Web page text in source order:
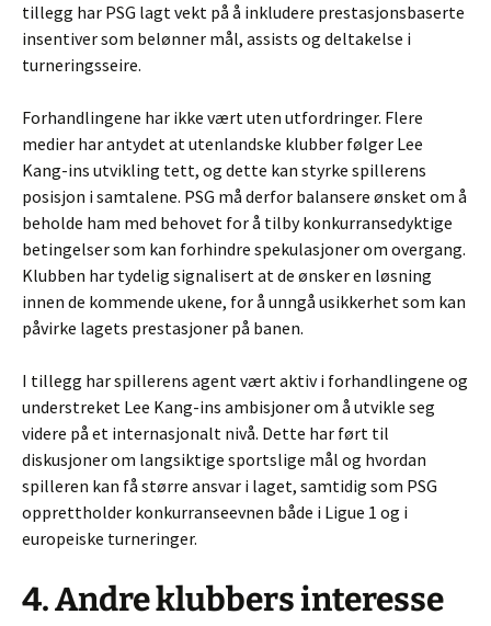
tillegg har PSG lagt vekt på å inkludere prestasjonsbaserte
insentiver som belønner mål, assists og deltakelse i
turneringsseire.
Forhandlingene har ikke vært uten utfordringer. Flere
medier har antydet at utenlandske klubber følger Lee
Kang-ins utvikling tett, og dette kan styrke spillerens
posisjon i samtalene. PSG må derfor balansere ønsket om å
beholde ham med behovet for å tilby konkurransedyktige
betingelser som kan forhindre spekulasjoner om overgang.
Klubben har tydelig signalisert at de ønsker en løsning
innen de kommende ukene, for å unngå usikkerhet som kan
påvirke lagets prestasjoner på banen.
I tillegg har spillerens agent vært aktiv i forhandlingene og
understreket Lee Kang-ins ambisjoner om å utvikle seg
videre på et internasjonalt nivå. Dette har ført til
diskusjoner om langsiktige sportslige mål og hvordan
spilleren kan få større ansvar i laget, samtidig som PSG
opprettholder konkurranseevnen både i Ligue 1 og i
europeiske turneringer.
4. Andre klubbers interesse